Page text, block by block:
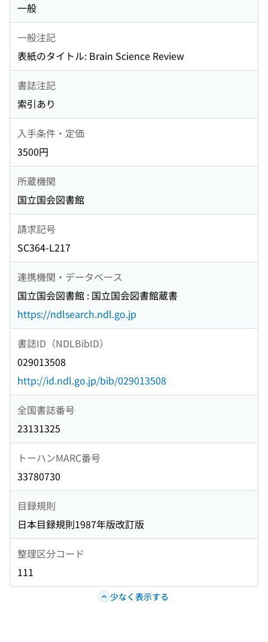
一般
一般注記
表紙のタイトル: Brain Science Review
書誌注記
索引あり
入手条件・定価
3500円
所蔵機関
国立国会図書館
請求記号
SC364-L217
連携機関・データベース
国立国会図書館 : 国立国会図書館蔵書
https://ndlsearch.ndl.go.jp
書誌ID（NDLBibID）
029013508
http://id.ndl.go.jp/bib/029013508
全国書誌番号
23131325
トーハンMARC番号
33780730
目録規則
日本目録規則1987年版改訂版
整理区分コード
111
少なく表示する